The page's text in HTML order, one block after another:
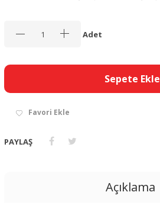
Adet
Sepete Ekle
Favori Ekle
PAYLAŞ
Açıklama